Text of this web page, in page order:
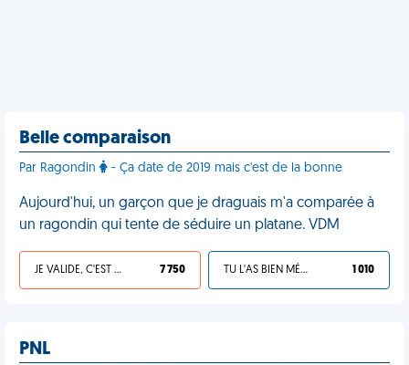
Belle comparaison
Par Ragondin - Ça date de 2019 mais c'est de la bonne
Aujourd'hui, un garçon que je draguais m'a comparée à
un ragondin qui tente de séduire un platane. VDM
JE VALIDE, C'EST UNE VDM 7 750 TU L'AS BIEN MÉRITÉ 1 010
PNL